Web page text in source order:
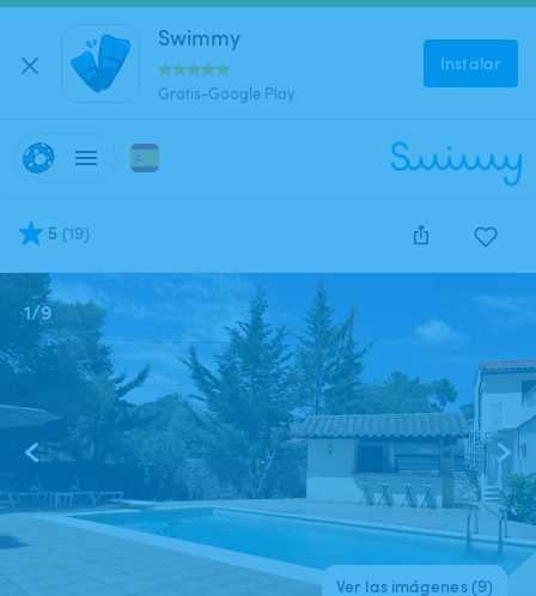
Swimmy
Gratis-Google Play
Instalar
5 (19)
1/9
Ver las imágenes (9)